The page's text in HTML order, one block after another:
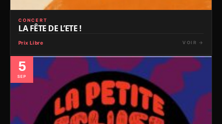
CONCERT
LA FÊTE DE L’ETE !
Prix Libre VOIR →
5
SEP